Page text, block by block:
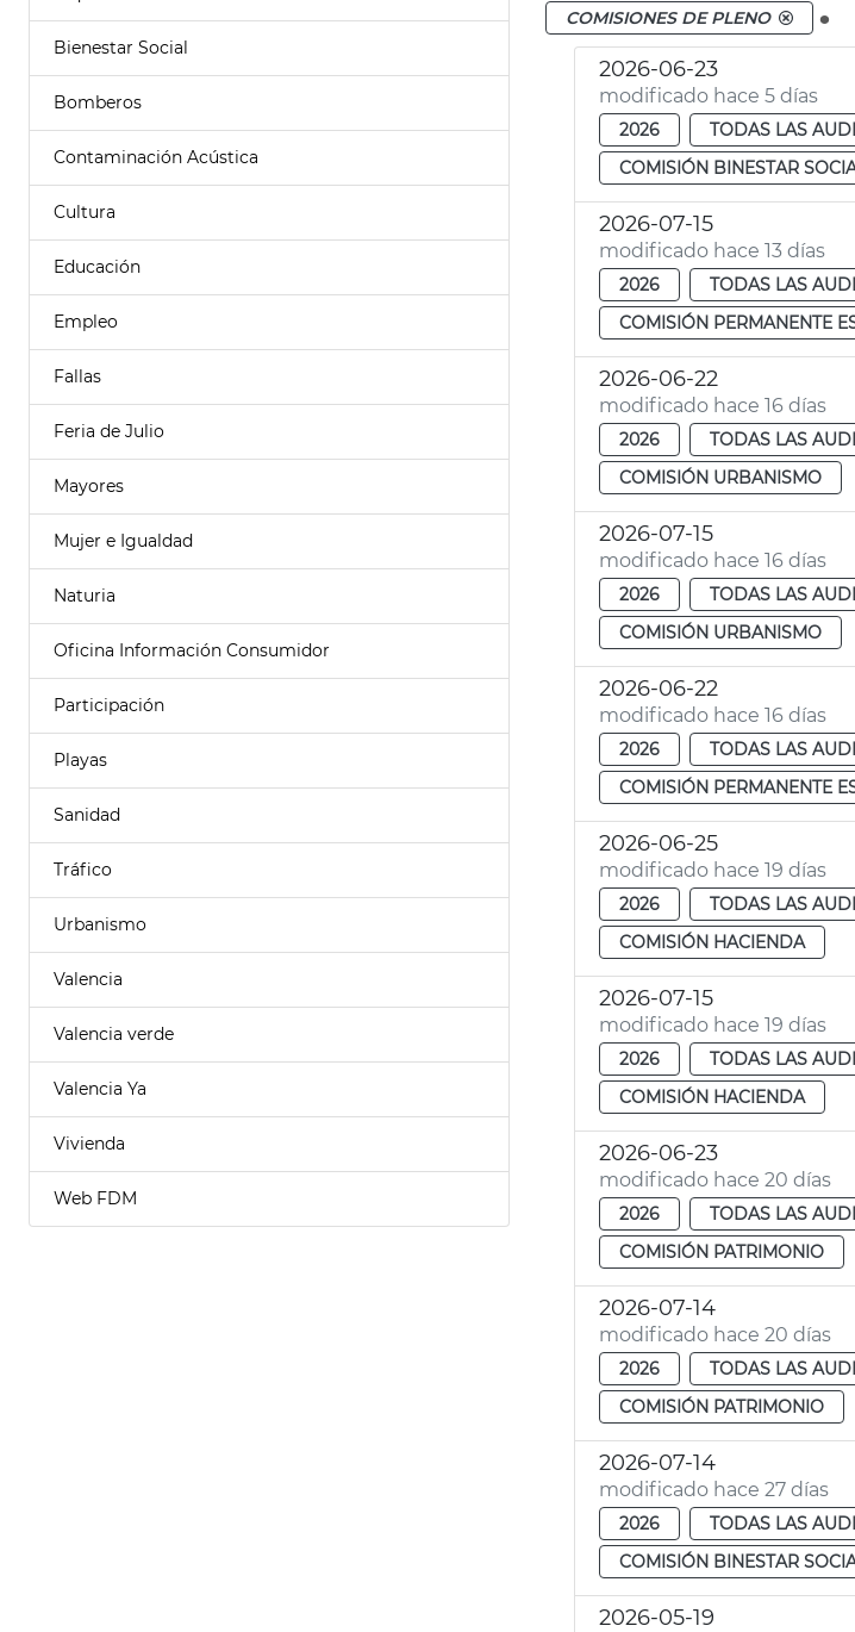
Bienestar Social
Bomberos
Contaminación Acústica
Cultura
Educación
Empleo
Fallas
Feria de Julio
Mayores
Mujer e Igualdad
Naturia
Oficina Información Consumidor
Participación
Playas
Sanidad
Tráfico
Urbanismo
Valencia
Valencia verde
Valencia Ya
Vivienda
Web FDM
COMISIONES DE PLENO
2026-06-23
modificado hace 5 días
2026 TODAS LAS
COMISIÓN BINESTAR
2026-07-15
modificado hace 13 días
2026 TODAS LAS
COMISIÓN PERMANENTE
2026-06-22
modificado hace 16 días
2026 TODAS LAS
COMISIÓN URBANISMO
2026-07-15
modificado hace 16 días
2026 TODAS LAS
COMISIÓN URBANISMO
2026-06-22
modificado hace 16 días
2026 TODAS LAS
COMISIÓN PERMANENTE
2026-06-25
modificado hace 19 días
2026 TODAS LAS
COMISIÓN HACIENDA
2026-07-15
modificado hace 19 días
2026 TODAS LAS
COMISIÓN HACIENDA
2026-06-23
modificado hace 20 días
2026 TODAS LAS
COMISIÓN PATRIMONIO
2026-07-14
modificado hace 20 días
2026 TODAS LAS
COMISIÓN PATRIMONIO
2026-07-14
modificado hace 27 días
2026 TODAS LAS
COMISIÓN BINESTAR
2026-05-19